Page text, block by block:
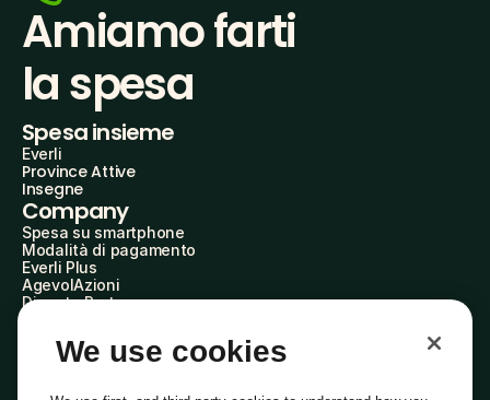
Amiamo farti
la spesa
Spesa insieme
Everli
Province Attive
Insegne
Company
Spesa su smartphone
Modalità di pagamento
Everli Plus
AgevolAzioni
Diventa Partner
Everli Shoppers
About Us
We use cookies